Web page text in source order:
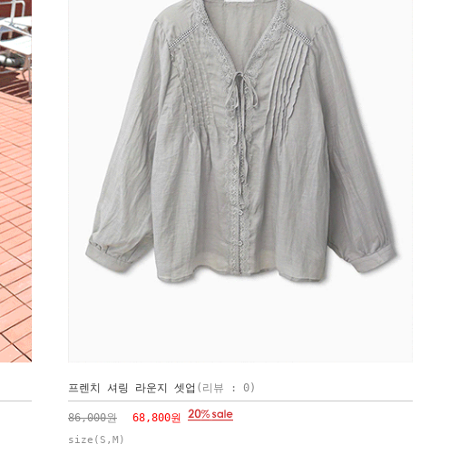
프렌치 셔링 라운지 셋업 (리뷰 : 0)
86,000원 68,800원
size(S,M)